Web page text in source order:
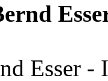
Esser -